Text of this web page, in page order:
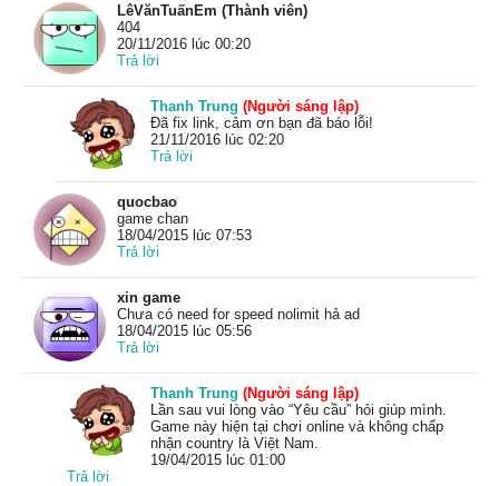
LêVănTuấnEm (Thành viên)
404
20/11/2016 lúc 00:20
Trả lời
Thanh Trung (Người sáng lập)
Đã fix link, cảm ơn bạn đã báo lỗi!
21/11/2016 lúc 02:20
Trả lời
quocbao
game chan
18/04/2015 lúc 07:53
Trả lời
xin game
Chưa có need for speed nolimit hả ad
18/04/2015 lúc 05:56
Trả lời
Thanh Trung (Người sáng lập)
Lần sau vui lòng vào “Yêu cầu” hỏi giúp mình.
Game này hiện tại chơi online và không chấp
nhận country là Việt Nam.
19/04/2015 lúc 01:00
Trả lời